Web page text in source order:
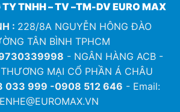
TY TNHH – TV –TM-DV EURO MAX
: 228/8A NGUYỄN HÔNG ĐÀO
TÂN BÌNH TPHCM
- NGÂN HÀNG ACB -
MẠI CỔ PHẦN Á CHÂU
033 999 -0908 512 646 - Email: